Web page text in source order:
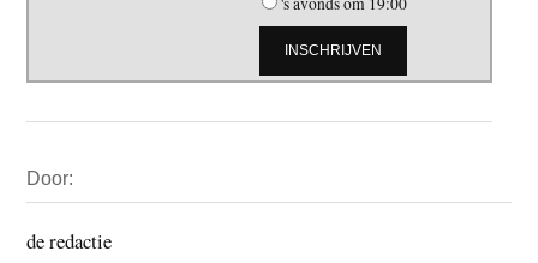
Sidebar
Door:
de redactie